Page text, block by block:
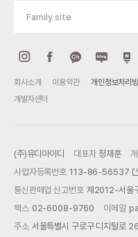
Family site
회사소개 이용약관 개인정보처리
개발자센터
(주)유디아이디 대표자 정재훈
사업자등록번호 113-86-56537
통신판매업 신고번호 제2012-서울
팩스 02-6008-9760 이메일
주소 서울특별시 구로구 디지털로